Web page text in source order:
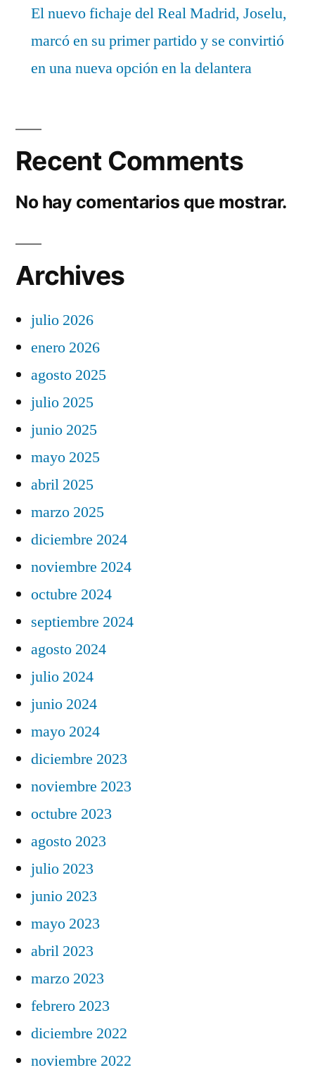
El nuevo fichaje del Real Madrid, Joselu,
marcó en su primer partido y se convirtió
en una nueva opción en la delantera
Recent Comments
No hay comentarios que mostrar.
Archives
julio 2026
enero 2026
agosto 2025
julio 2025
junio 2025
mayo 2025
abril 2025
marzo 2025
diciembre 2024
noviembre 2024
octubre 2024
septiembre 2024
agosto 2024
julio 2024
junio 2024
mayo 2024
diciembre 2023
noviembre 2023
octubre 2023
agosto 2023
julio 2023
junio 2023
mayo 2023
abril 2023
marzo 2023
febrero 2023
diciembre 2022
noviembre 2022